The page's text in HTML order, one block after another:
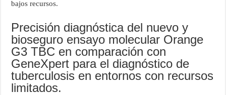
bajos recursos.
Precisión diagnóstica del nuevo y
bioseguro ensayo molecular Orange
G3 TBC en comparación con
GeneXpert para el diagnóstico de
tuberculosis en entornos con recursos
limitados.